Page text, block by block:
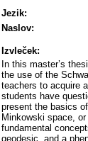
Jezik:
Naslov:
Izvleček:
In this master’s
the use of the
teachers to acquire
students have
present the basics
Minkowski space,
fundamental
geodesic, and a